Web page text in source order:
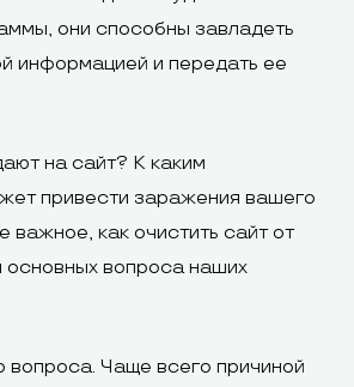
они способны завладеть
информацией и передать ее
на сайт? К каким
привести заражения вашего
как очистить сайт от
основных вопроса наших
вопроса. Чаще всего причиной